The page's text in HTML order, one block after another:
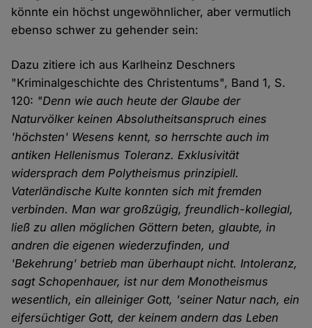
könnte ein höchst ungewöhnlicher, aber vermutlich
ebenso schwer zu gehender sein:
Dazu zitiere ich aus Karlheinz Deschners
"Kriminalgeschichte des Christentums", Band 1, S.
120: "Denn wie auch heute der Glaube der
Naturvölker keinen Absolutheitsanspruch eines
'höchsten' Wesens kennt, so herrschte auch im
antiken Hellenismus Toleranz. Exklusivität
widersprach dem Polytheismus prinzipiell.
Vaterländische Kulte konnten sich mit fremden
verbinden. Man war großzügig, freundlich-kollegial,
ließ zu allen möglichen Göttern beten, glaubte, in
andren die eigenen wiederzufinden, und
'Bekehrung' betrieb man überhaupt nicht. Intoleranz,
sagt Schopenhauer, ist nur dem Monotheismus
wesentlich, ein alleiniger Gott, 'seiner Natur nach, ein
eifersüchtiger Gott, der keinem andern das Leben